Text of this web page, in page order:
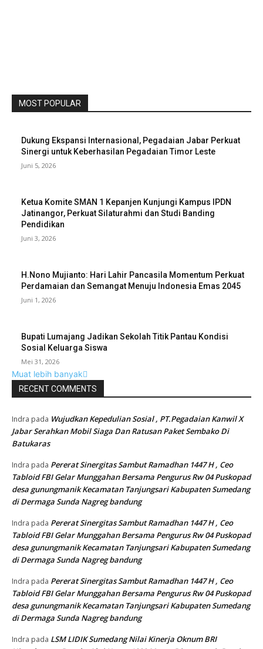
MOST POPULAR
Dukung Ekspansi Internasional, Pegadaian Jabar Perkuat
Sinergi untuk Keberhasilan Pegadaian Timor Leste
Juni 5, 2026
Ketua Komite SMAN 1 Kepanjen Kunjungi Kampus IPDN
Jatinangor, Perkuat Silaturahmi dan Studi Banding
Pendidikan
Juni 3, 2026
H.Nono Mujianto: Hari Lahir Pancasila Momentum Perkuat
Perdamaian dan Semangat Menuju Indonesia Emas 2045
Juni 1, 2026
Bupati Lumajang Jadikan Sekolah Titik Pantau Kondisi
Sosial Keluarga Siswa
Mei 31, 2026
Muat lebih banyak
RECENT COMMENTS
Indra pada Wujudkan Kepedulian Sosial , PT.Pegadaian Kanwil X
Jabar Serahkan Mobil Siaga Dan Ratusan Paket Sembako Di
Batukaras
Indra pada Pererat Sinergitas Sambut Ramadhan 1447 H , Ceo
Tabloid FBI Gelar Munggahan Bersama Pengurus Rw 04 Puskopad
desa gunungmanik Kecamatan Tanjungsari Kabupaten Sumedang
di Dermaga Sunda Nagreg bandung
Indra pada Pererat Sinergitas Sambut Ramadhan 1447 H , Ceo
Tabloid FBI Gelar Munggahan Bersama Pengurus Rw 04 Puskopad
desa gunungmanik Kecamatan Tanjungsari Kabupaten Sumedang
di Dermaga Sunda Nagreg bandung
Indra pada Pererat Sinergitas Sambut Ramadhan 1447 H , Ceo
Tabloid FBI Gelar Munggahan Bersama Pengurus Rw 04 Puskopad
desa gunungmanik Kecamatan Tanjungsari Kabupaten Sumedang
di Dermaga Sunda Nagreg bandung
Indra pada LSM LIDIK Sumedang Nilai Kinerja Oknum BRI